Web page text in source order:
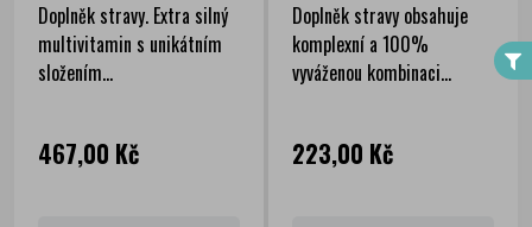
Doplněk stravy. Extra silný
multivitamin s unikátním
složením...
Cena
467,00 Kč
Doplněk stravy obsahuje
komplexní a 100%
vyváženou kombinaci...
Cena
223,00 Kč